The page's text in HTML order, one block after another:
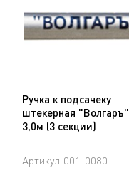
Ручка к подсачеку
штекерная "Волгаръ"
3,0м (3 секции)
Артикул 001-0080